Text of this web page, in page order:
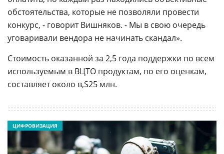
обстоятельства, которые не позволяли провести
конкурс, - говорит Вишняков. - Мы в свою очередь
уговаривали вендора не начинать скандал».
Стоимость оказанной за 2,5 года поддержки по всем
используемым в ВЦТО продуктам, по его оценкам,
составляет около
25 млн.
ЦИФРОВИЗАЦИЯ